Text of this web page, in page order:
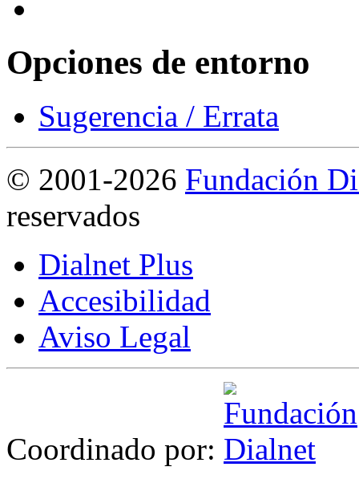
Opciones de entorno
Sugerencia / Errata
© 2001-2026 Fundación
reservados
Dialnet Plus
Accesibilidad
Aviso Legal
Coordinado por: